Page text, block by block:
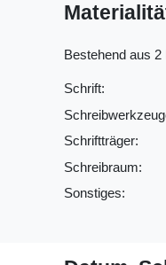
Bestehend aus
Schrift:
Schriftträger:
Schreibraum:
Sonstiges: